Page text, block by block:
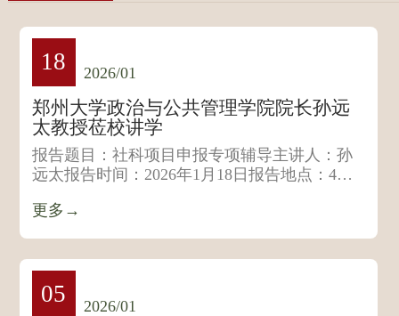
18 2026/01
郑州大学政治与公共管理学院院长孙远
太教授莅校讲学
报告题目：社科项目申报专项辅导主讲人：孙
远太报告时间：2026年1月18日报告地点：4号
更多→
05 2026/01